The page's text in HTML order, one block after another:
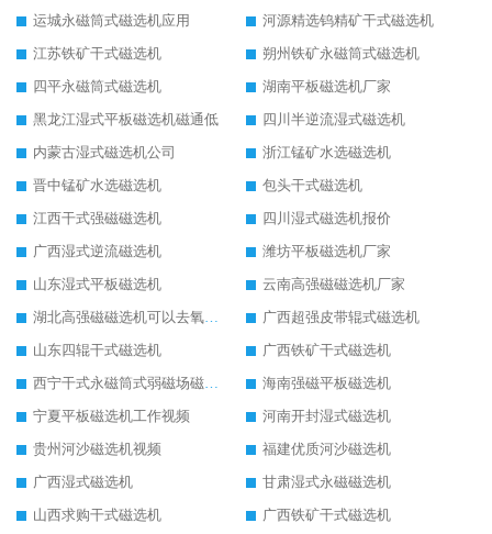
运城永磁筒式磁选机应用
河源精选钨精矿干式磁选机
江苏铁矿干式磁选机
朔州铁矿永磁筒式磁选机
四平永磁筒式磁选机
湖南平板磁选机厂家
黑龙江湿式平板磁选机磁通低
四川半逆流湿式磁选机
内蒙古湿式磁选机公司
浙江锰矿水选磁选机
晋中锰矿水选磁选机
包头干式磁选机
江西干式强磁磁选机
四川湿式磁选机报价
广西湿式逆流磁选机
潍坊平板磁选机厂家
山东湿式平板磁选机
云南高强磁磁选机厂家
湖北高强磁磁选机可以去氧化铝
广西超强皮带辊式磁选机
山东四辊干式磁选机
广西铁矿干式磁选机
西宁干式永磁筒式弱磁场磁选机结构图
海南强磁平板磁选机
宁夏平板磁选机工作视频
河南开封湿式磁选机
贵州河沙磁选机视频
福建优质河沙磁选机
广西湿式磁选机
甘肃湿式永磁磁选机
山西求购干式磁选机
广西铁矿干式磁选机